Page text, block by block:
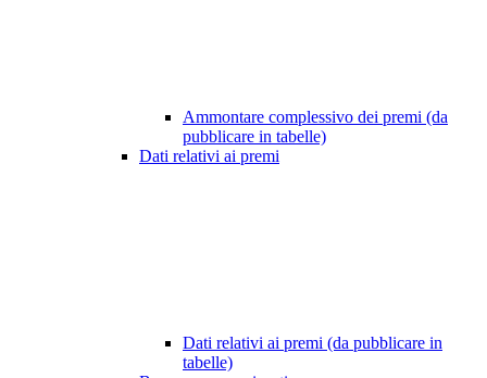
Ammontare complessivo dei premi (da
pubblicare in tabelle)
Dati relativi ai premi
Dati relativi ai premi (da pubblicare in
tabelle)